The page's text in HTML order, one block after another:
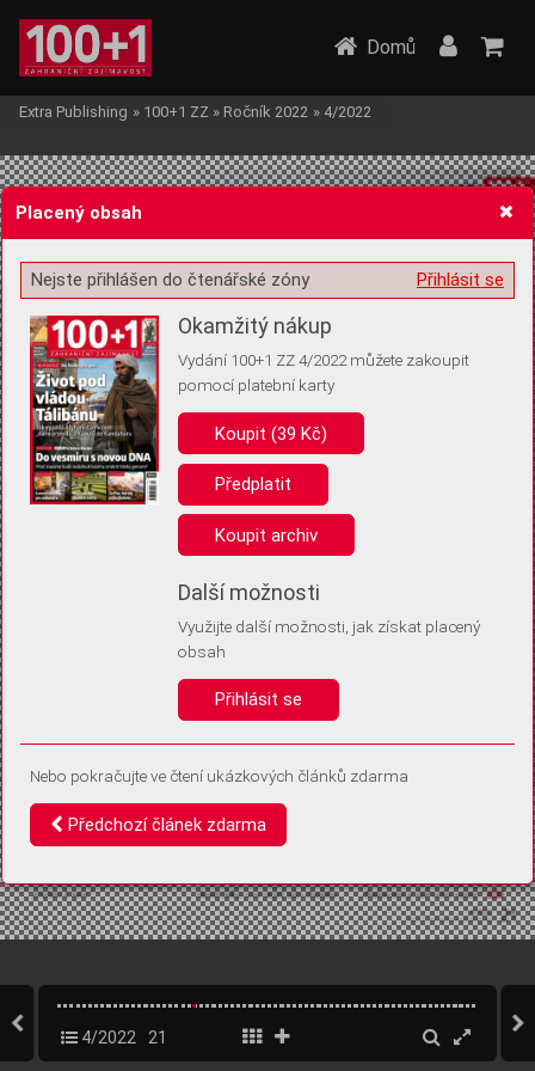
Žádost o souhlas s ukládáním volitelných informací
Pro základní fungování webu nepotřebujeme ukládat žádné informace
(tzv. cookies apod.). Rádi bychom vás ale požádali o souhlas s
uložením volitelných informací:
Anonymní unikátní ID
Díky němu příště poznáme, že se jedná o stejné zařízení, a
Identifikátor je zcela anonymní.
Vaše souhlasy a odmítnutí si ukládáme do vašeho zařízení, abychom se
vás už příště znovu neptali. Můžete je kdykoli později upravit ve Správě
Domů
Extra Publishing » 100+1 ZZ » Ročník 2022 » 4/2022
4/2022 21
Placený obsah
Přihlásit se
Nejste přihlášen do čtenářské zóny
Okamžitý nákup
Vydání 100+1 ZZ 4/2022 můžete zakoupit
pomocí platební karty
Koupit (39 Kč)
Předplatit
Koupit archiv
Další možnosti
Využijte další možnosti, jak získat placený
obsah
Přihlásit se
Nebo pokračujte ve čtení ukázkových článků zdarma
Předchozí článek zdarma